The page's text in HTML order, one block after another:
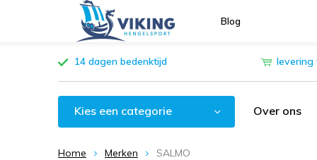
Blog
14 dagen bedenktijd levering
Kies een categorie Over ons
Home Merken SALMO